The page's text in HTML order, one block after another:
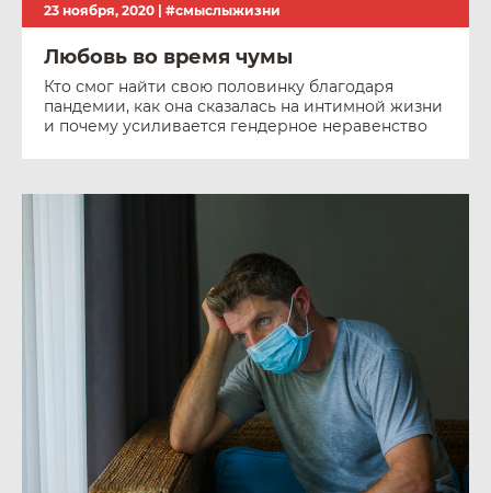
23 ноября, 2020 | #смыслыжизни
Любовь во время чумы
Кто смог найти свою половинку благодаря
пандемии, как она сказалась на интимной жизни
и почему усиливается гендерное неравенство